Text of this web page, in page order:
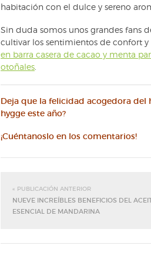
habitación con el dulce y sereno
Sin duda somos unos grandes fans
cultivar los sentimientos de confort
en barra casera de cacao y menta
otoñales
Deja que la felicidad acogedora del
hygge este año?
¡Cuéntanoslo en los comentarios!
« PUBLICACIÓN ANTERIOR
NUEVE INCREÍBLES BENEFICIOS DEL
ESENCIAL DE MANDARINA